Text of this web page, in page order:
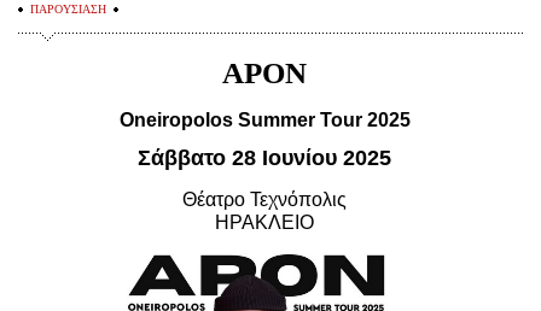
Είσοδος διαχειριστή
ΠΑΡΟΥΣΙΑΣΗ
APON
Oneiropolos Summer Tour 2025
Σάββατο 28 Ιουνίου 2025
Θέατρο Τεχνόπολις
ΗΡΑΚΛΕΙΟ